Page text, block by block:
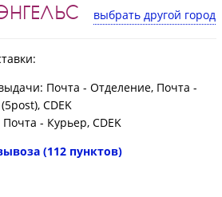
выбрать другой город
Почта - Отделение, Почта -
CDEK
- Курьер, CDEK
(112 пунктов)